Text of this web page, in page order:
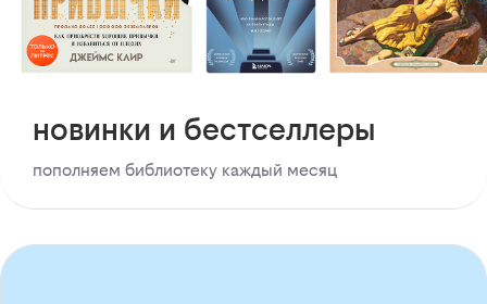
новинки и бестселлеры
пополняем библиотеку каждый месяц